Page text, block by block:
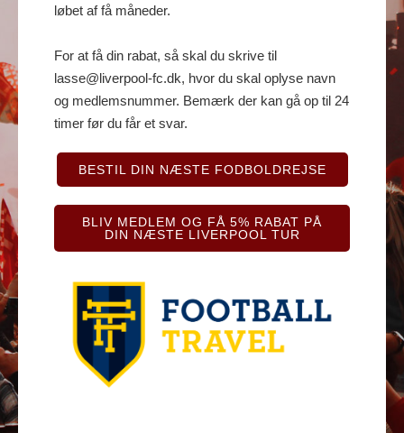
løbet af få måneder.
For at få din rabat, så skal du skrive til
lasse@liverpool-fc.dk, hvor du skal oplyse navn
og medlemsnummer. Bemærk der kan gå op til 24
timer før du får et svar.
BESTIL DIN NÆSTE FODBOLDREJSE
BLIV MEDLEM OG FÅ 5% RABAT PÅ
DIN NÆSTE LIVERPOOL TUR